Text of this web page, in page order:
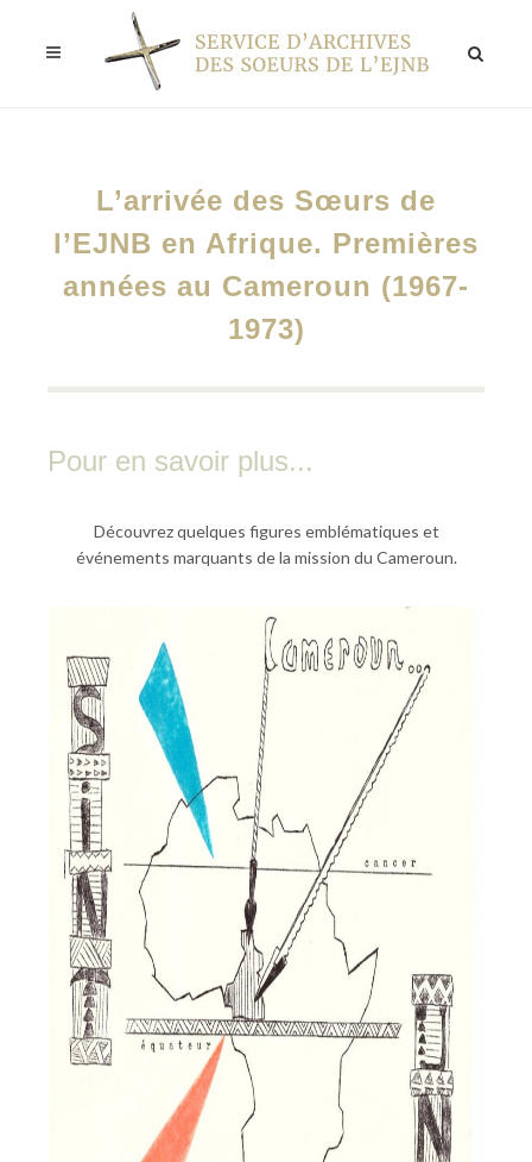
L’arrivée des Sœurs de
l’EJNB en Afrique. Premières
années au Cameroun (1967-
1973)
Pour en savoir plus...
Découvrez quelques figures emblématiques et
événements marquants de la mission du Cameroun.